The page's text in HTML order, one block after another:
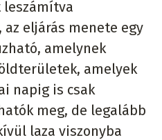
leszámítva
eljárás menete egy
amelynek
amelyek
napig is csak
meg, de legalább
laza viszonyba